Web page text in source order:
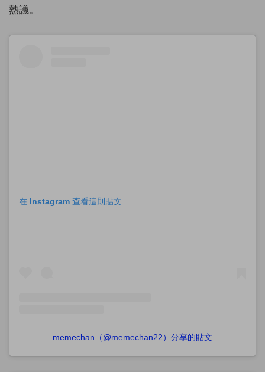
熱議。
在 Instagram 查看這則貼文
memechan（@memechan22）分享的貼文